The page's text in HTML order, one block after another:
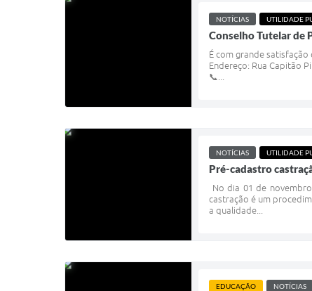
NOTÍCIAS UTILIDADE
Conselho Tutelar de
É com grande
Endereço: Rua Capitão
📞...
NOTÍCIAS UTILIDADE
Pré-cadastro
No dia 01 de
castração é um
a qualidade...
EDUCAÇÃO NOTÍCIAS